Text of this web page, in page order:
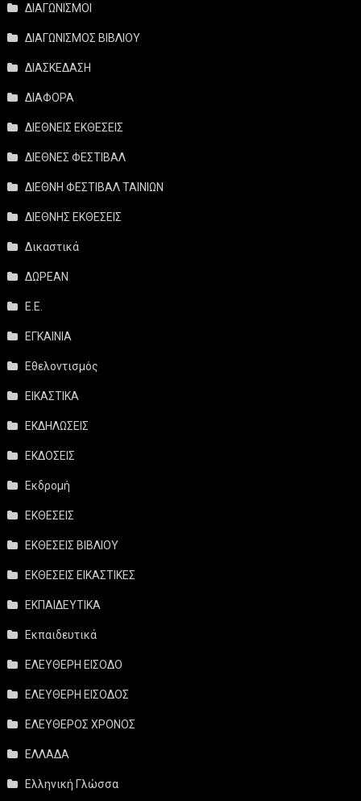
ΔΙΑΓΩΝΙΣΜΟΙ
ΔΙΑΓΩΝΙΣΜΟΣ ΒΙΒΛΙΟΥ
ΔΙΑΣΚΕΔΑΣΗ
ΔΙΑΦΟΡΑ
ΔΙΕΘΝΕΙΣ ΕΚΘΕΣΕΙΣ
ΔΙΕΘΝΕΣ ΦΕΣΤΙΒΑΛ
ΔΙΕΘΝΗ ΦΕΣΤΙΒΑΛ ΤΑΙΝΙΩΝ
ΔΙΕΘΝΗΣ ΕΚΘΕΣΕΙΣ
Δικαστικά
ΔΩΡΕΑΝ
Ε.Ε.
ΕΓΚΑΙΝΙΑ
Εθελοντισμός
ΕΙΚΑΣΤΙΚΑ
ΕΚΔΗΛΩΣΕΙΣ
ΕΚΔΟΣΕΙΣ
Εκδρομή
ΕΚΘΕΣΕΙΣ
ΕΚΘΕΣΕΙΣ ΒΙΒΛΙΟΥ
ΕΚΘΕΣΕΙΣ ΕΙΚΑΣΤΙΚΕΣ
ΕΚΠΑΙΔΕΥΤΙΚΑ
Εκπαιδευτικά
ΕΛΕΥΘΕΡΗ ΕΙΣΟΔΟ
ΕΛΕΥΘΕΡΗ ΕΙΣΟΔΟΣ
ΕΛΕΥΘΕΡΟΣ ΧΡΟΝΟΣ
ΕΛΛΑΔΑ
Ελληνική Γλώσσα